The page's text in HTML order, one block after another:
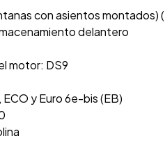
con asientos montados) (
delantero
motor: DS9
y Euro 6e-bis (EB)